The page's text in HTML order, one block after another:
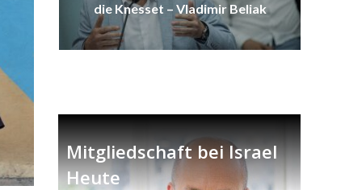
die Knesset – Vladimir Beliak
Mitgliedschaft bei Israel
Heute